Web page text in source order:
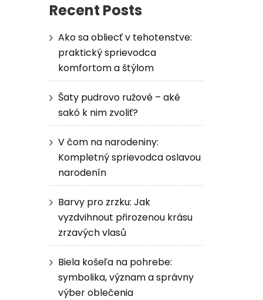
Recent Posts
Ako sa obliecť v tehotenstve:
praktický sprievodca
komfortom a štýlom
Šaty pudrovo ružové – aké
sakó k nim zvoliť?
V čom na narodeniny:
Kompletný sprievodca oslavou
narodenín
Barvy pro zrzku: Jak
vyzdvihnout přirozenou krásu
zrzavých vlasů
Biela košeľa na pohrebe:
symbolika, význam a správny
výber oblečenia